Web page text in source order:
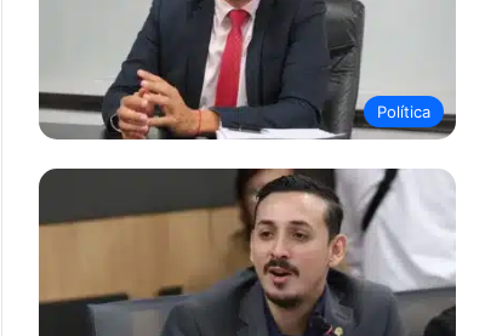
Política